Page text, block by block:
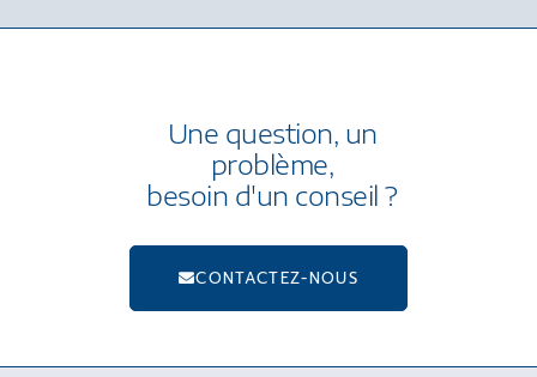
Une question, un
problème,
besoin d'un conseil ?
CONTACTEZ-NOUS